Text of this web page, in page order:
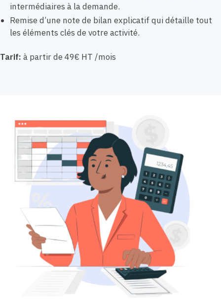
intermédiaires à la demande.
Remise d’une note de bilan explicatif qui détaille tout
les éléments clés de votre activité.
Tarif: à partir de 49€ HT /mois